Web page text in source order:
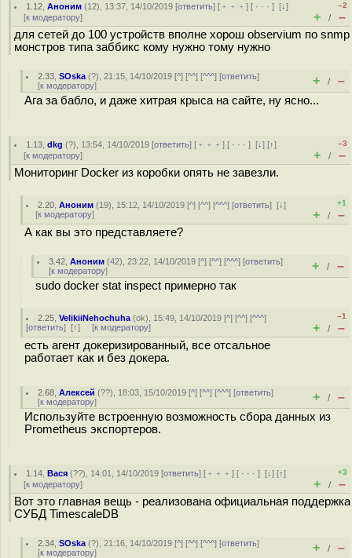
1.12 ,Аноним (12), 13:37, 14/10/2019 [ответить] [ ﹢﹢﹢] [ · · ·][↓]
[к модератору]
–2
+ / –
для сетей до 100 устройств вполне хорош observium по snmp
монстров типа заббикс кому нужно тому нужно
2.33 ,SOska (?), 21:15, 14/10/2019 [^] [^^] [^^^] [ответить]
[к модератору] + / –
Ага за бабло, и даже хитрая крыса на сайте, ну ясно...
1.13 ,dkg (?), 13:54, 14/10/2019 [ответить] [ ﹢﹢﹢] [ · · ·][↓] [↑]
[к модератору]
–3
+ / –
Мониторинг Docker из коробки опять не завезли.
2.20 ,Аноним (19), 15:12, 14/10/2019 [^] [^^] [^^^] [ответить][↓]
[к модератору]
+1
+ / –
А как вы это представляете?
3.42 ,Аноним (42), 23:22, 14/10/2019 [^] [^^] [^^^] [ответить]
[к модератору] + / –
sudo docker stat inspect примерно так
2.25 ,VelikiiNehochuha (ok), 15:49, 14/10/2019 [^] [^^] [^^^]
[ответить] [↑] [к модератору]
–1
+ / –
есть агент докеризированный, все отсальное
работает как и без докера.
2.68 ,Алексей (??), 18:03, 15/10/2019 [^] [^^] [^^^] [ответить]
[к модератору] + / –
Используйте встроенную возможность сбора данных из
Prometheus экспортеров.
1.14 ,Вася (??), 14:01, 14/10/2019 [ответить] [ ﹢﹢﹢] [ · · ·][↓] [↑]
[к модератору]
+3
+ / –
Вот это главная вещь - реализована официальная поддержка
СУБД TimescaleDB
2.34 ,SOska (?), 21:16, 14/10/2019 [^] [^^] [^^^] [ответить]
[к модератору] + / –